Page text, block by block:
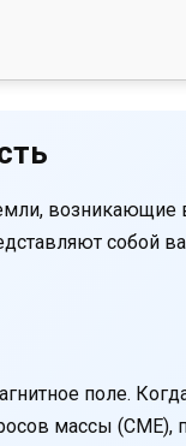
возникающие
собой
поле.
массы (CME),